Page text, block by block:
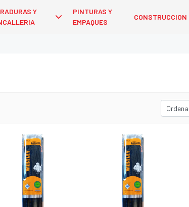
Y
PINTURAS Y
EMPAQUES
CONSTRUCCION